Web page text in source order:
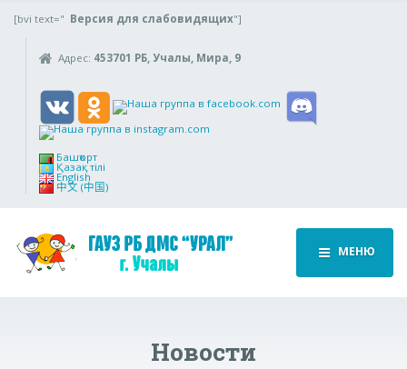
[bvi text=" Версия для слабовидящих"]
Адрес: 453701 РБ, Учалы, Мира, 9
Башҡорт
Қазақ тілі
English
中文 (中国)
МЕНЮ
Новости